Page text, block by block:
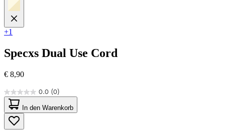
+1
Specxs Dual Use Cord
€ 8,90
0.0 (0)
0.0
von
5
Sternen.
In den Warenkorb